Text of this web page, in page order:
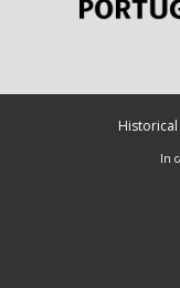
In